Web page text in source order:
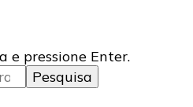
e pressione Enter.